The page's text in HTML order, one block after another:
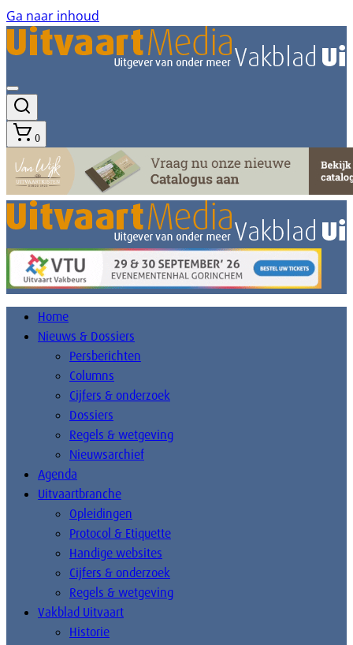
Ga naar inhoud
0
Home
Nieuws & Dossiers
Persberichten
Columns
Cijfers & onderzoek
Dossiers
Regels & wetgeving
Nieuwsarchief
Agenda
Uitvaartbranche
Opleidingen
Protocol & Etiquette
Handige websites
Cijfers & onderzoek
Regels & wetgeving
Vakblad Uitvaart
Historie